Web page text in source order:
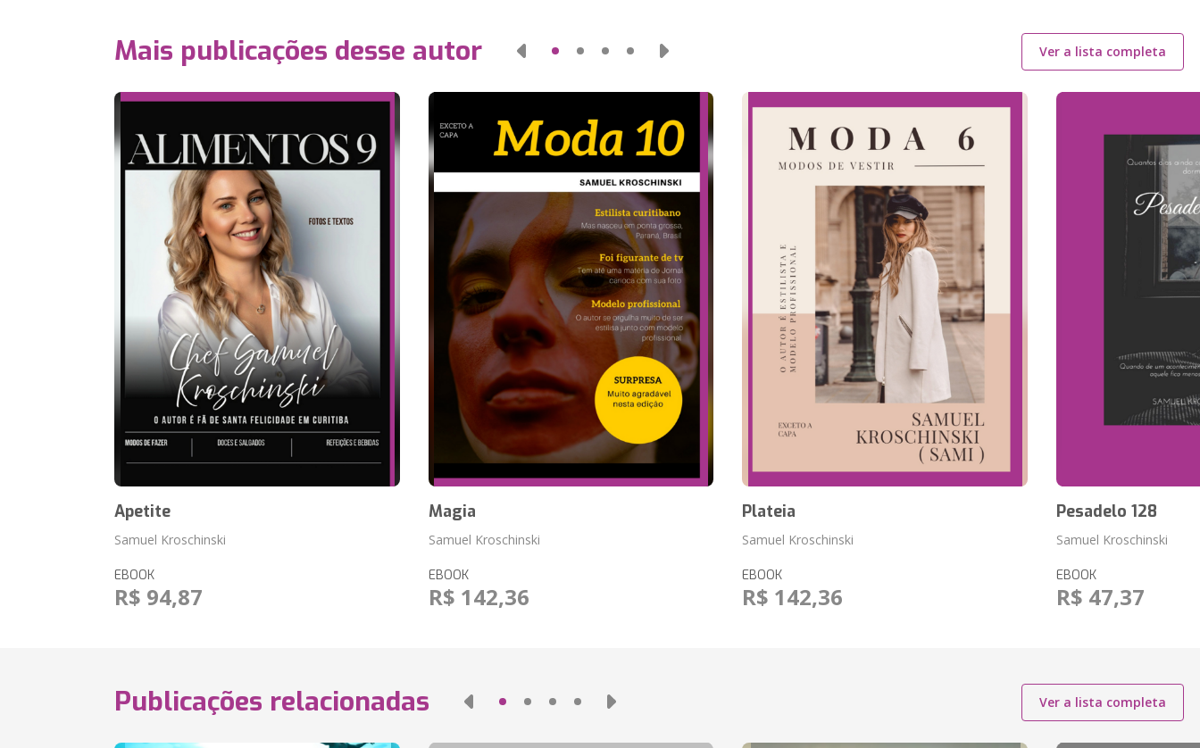
Mais publicações desse autor Ver a lista completa
Apetite
Samuel Kroschinski
EBOOK
R$ 94,87
Magia
Samuel Kroschinski
EBOOK
R$ 142,36
Plateia
Samuel Kroschinski
EBOOK
R$ 142,36
Pesadelo 128
Samuel Kroschinski
EBOOK
R$ 47,37
Publicações relacionadas Ver a lista completa